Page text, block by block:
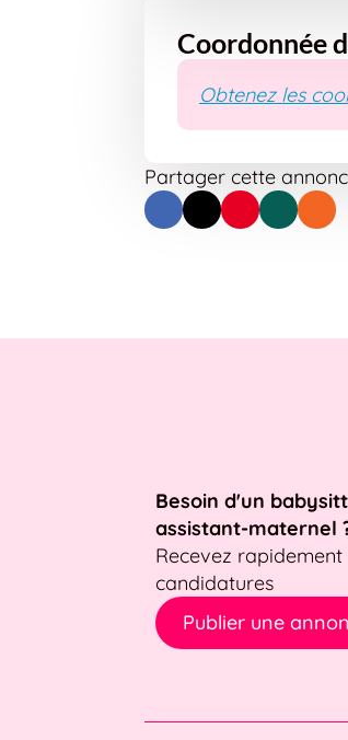
Coordonnée
Obtenez les
Partager cette
Besoin d'un
assistant-maternel
Recevez
candidatures
Publier une